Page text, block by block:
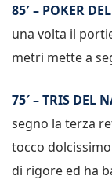
85′ – POKER
una volta il
metri mette a
75′ – TRIS DEL
segno la terza
tocco
di rigore ed ha